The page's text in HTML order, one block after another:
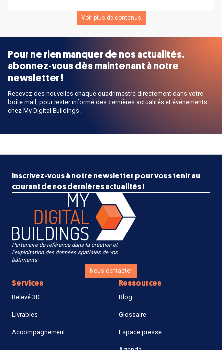
Voir plus de contenus
Pour ne rien manquer de nos actualités,
abonnez-vous dès maintenant à notre
newsletter !
Recevez des nouvelles chaque quadrimestre directement dans votre
boîte mail, pour rester informé des dernières actualités et événements
chez My Digital Buildings.
Inscrivez-vous à notre newsletter pour vous tenir au
courant de nos dernières actualités !
Partenaire de référence dans la création et
l’exploitation des données spatiales de vos
bâtiments.
Nous contacter
Services
Relevé 3D
Livrables
Accompagnement
Ressources
Blog
Glossaire
Espace presse